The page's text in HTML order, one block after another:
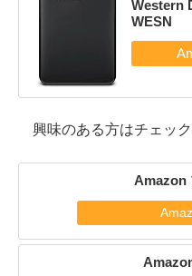
Western
WESN
興味のある方はチェック
Amazon